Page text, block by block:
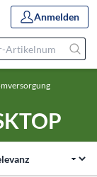
Anmelden